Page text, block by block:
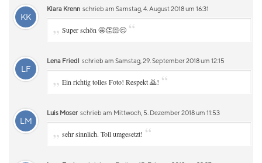
KK
Klara Krenn schrieb am Samstag, 4. August 2018 um 16:31
„ Super schön 🤩👏🏻😊 “
LF
Lena Friedl schrieb am Samstag, 29. September 2018 um 12:15
„ Ein richtig tolles Foto! Respekt 🙇! “
LM
Luis Moser schrieb am Mittwoch, 5. Dezember 2018 um 11:53
„ sehr sinnlich. Toll umgesetzt! “